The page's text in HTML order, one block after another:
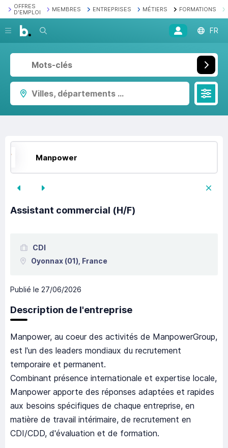
OFFRES
D'EMPLOI
MEMBRES ENTREPRISES MÉTIERS FORMATIONS
Recherche FR
Villes, départements ...
Manpower
Assistant commercial (H/F)
CDI
Oyonnax (01), France
Publié le 27/06/2026
Description de l'entreprise
Manpower, au coeur des activités de ManpowerGroup,
est l'un des leaders mondiaux du recrutement
temporaire et permanent.
Combinant présence internationale et expertise locale,
Manpower apporte des réponses adaptées et rapides
aux besoins spécifiques de chaque entreprise, en
matière de travail intérimaire, de recrutement en
CDI/CDD, d'évaluation et de formation.